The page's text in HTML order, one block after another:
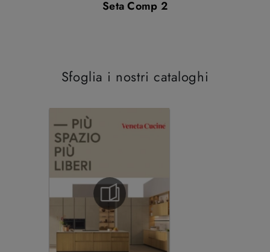
Seta Comp 2
Sfoglia i nostri cataloghi